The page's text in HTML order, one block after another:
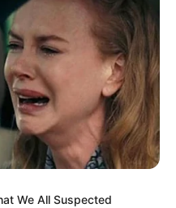
We All Suspected